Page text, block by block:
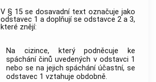
V § 15 se dosavadní text označuje jako
odstavec 1 a doplňují se odstavce 2 a 3,
které znějí:
Na cizince, který podněcuje ke
spáchání činů uvedených v odstavci 1
nebo se na jejich spáchání účastní, se
odstavec 1 vztahuje obdobně.